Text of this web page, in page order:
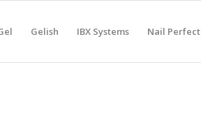
Gelish IBX Systems Nail Perfect